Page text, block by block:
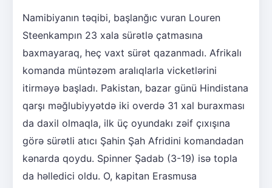
Namibiyanın təqibi, başlanğıc vuran Louren
Steenkampın 23 xala sürətlə çatmasına
baxmayaraq, heç vaxt sürət qazanmadı. Afrikalı
komanda müntəzəm aralıqlarla vicketlərini
itirməyə başladı. Pakistan, bazar günü Hindistana
qarşı məğlubiyyətdə iki overdə 31 xal buraxması
da daxil olmaqla, ilk üç oyundakı zəif çıxışına
görə sürətli atıcı Şahin Şah Afridini komandadan
kənarda qoydu. Spinner Şadab (3-19) isə topla
da həlledici oldu. O, kapitan Erasmusa